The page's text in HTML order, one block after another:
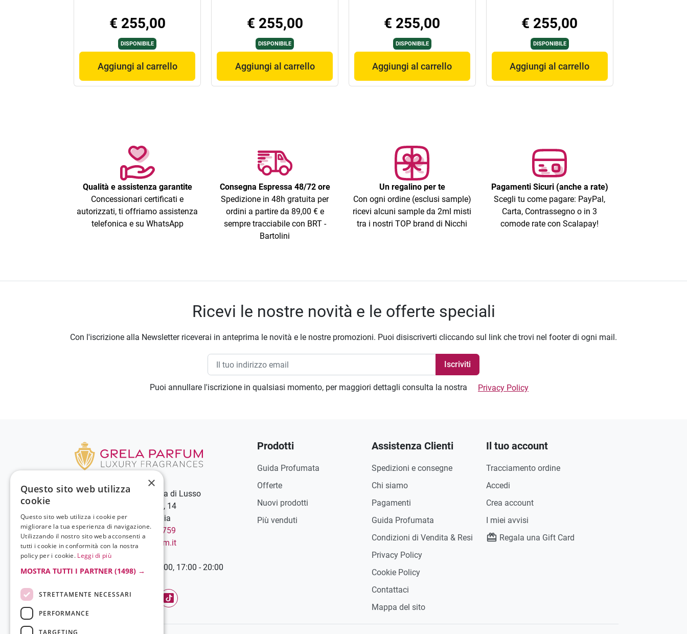
€ 255,00
DISPONIBILE
Aggiungi al carrello
€ 255,00
DISPONIBILE
Aggiungi al carrello
€ 255,00
DISPONIBILE
Aggiungi al carrello
€ 255,00
DISPONIBILE
Aggiungi al carrello
Qualità e assistenza garantite
Concessionari certificati e
autorizzati, ti offriamo assistenza
telefonica e su WhatsApp
Consegna Espressa 48/72 ore
Spedizione in 48h gratuita per
ordini a partire da 89,00 € e
sempre tracciabile con BRT -
Bartolini
Un regalino per te
Con ogni ordine (esclusi sample)
ricevi alcuni sample da 2ml misti
tra i nostri TOP brand di Nicchi
Pagamenti Sicuri (anche a rate)
Scegli tu come pagare: PayPal,
Carta, Contrassegno o in 3
comode rate con Scalapay!
Ricevi le nostre novità e le offerte speciali
Con l'iscrizione alla Newsletter riceverai in anteprima le novità e le nostre promozioni. Puoi disiscriverti cliccando sul link che trovi nel footer di ogni mail.
Puoi annullare l'iscrizione in qualsiasi momento, per maggiori dettagli consulta la nostra Privacy Policy
Grela Parfum - Profumeria di Lusso
C.so Vittorio Emanuele III, 14
89900 Vibo Valentia - Italia
Chiamaci: +39 0963 544759
Scrivici:info@grelaparfum.it
Orari
Lunedì-Sabato: 9:00 - 13:00, 17:00 - 20:00
Facebook InstagramTikTok
Prodotti
Guida Profumata
Offerte
Nuovi prodotti
Più venduti
Assistenza Clienti
Spedizioni e consegne
Chi siamo
Pagamenti
Guida Profumata
Condizioni di Vendita & Resi
Privacy Policy
Cookie Policy
Contattaci
Mappa del sito
Il tuo account
Tracciamento ordine
Accedi
Crea account
I miei avvisi
Regala una Gift Card
×
Questo sito web utilizza
cookie
Questo sito web utilizza i cookie per
migliorare la tua esperienza di navigazione.
Utilizzando il nostro sito web acconsenti a
tutti i cookie in conformità con la nostra
policy per i cookie. Leggi di più
MOSTRA TUTTI I PARTNER (1498) →
STRETTAMENTE NECESSARI
PERFORMANCE
TARGETING